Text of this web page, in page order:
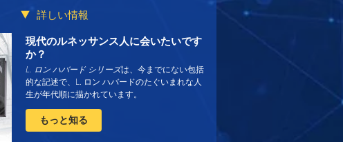
詳しい情報
現代のルネッサンス人に会いたいです
か？
L. ロン ハバード シリーズは、今までにない包括
的な記述で、L. ロン ハバードのたぐいまれな人
生が年代順に描かれています。
もっと知る